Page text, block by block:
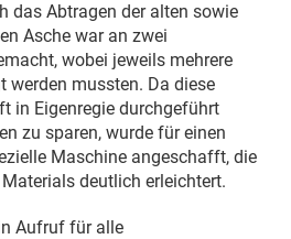
das Abtragen der alten sowie
Asche war an zwei
wobei jeweils mehrere
werden mussten. Da diese
in Eigenregie durchgeführt
zu sparen, wurde für einen
Maschine angeschafft, die
deutlich erleichtert.
Aufruf für alle